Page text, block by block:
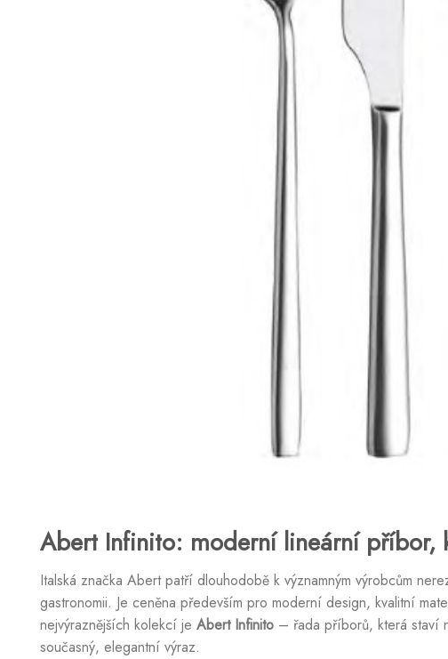
Abert Infinito: moderní lineární příbor,
Italská značka Abert patří dlouhodobě k významným výrobcům
gastronomii. Je ceněna především pro moderní design, kvalitní
nejvýraznějších kolekcí je Abert Infinito – řada příborů, která staví
současný, elegantní výraz.